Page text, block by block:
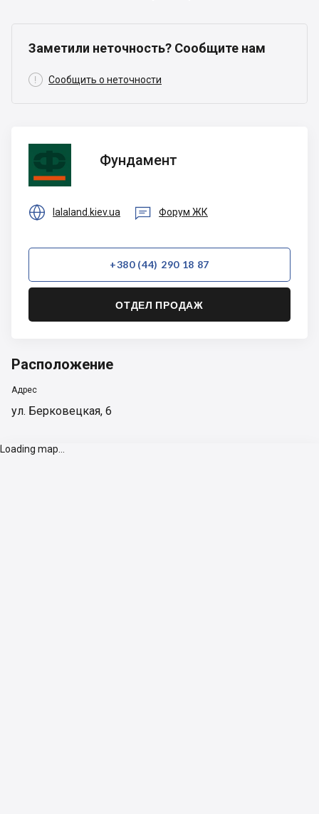
Заметили неточность? Сообщите нам
 Сообщить о неточности
Фундамент
Фундамент
 lalaland.kiev.ua  Форум ЖК
+380 (44) 290 18 87
ОТДЕЛ ПРОДАЖ
Расположение
Адрес
ул. Берковецкая, 6
Loading map...